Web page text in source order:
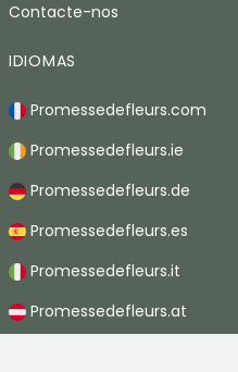
Contacte-nos
IDIOMAS
Promessedefleurs.com
Promessedefleurs.ie
Promessedefleurs.de
Promessedefleurs.es
Promessedefleurs.it
Promessedefleurs.at